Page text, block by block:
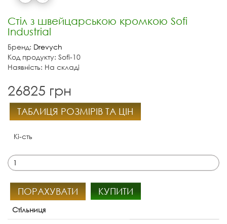
Стіл з швейцарською кромкою Sofi
Industrial
Бренд: Drevych
Код продукту: Sofi-10
Наявність: На складі
26825 грн
ТАБЛИЦЯ РОЗМІРІВ ТА ЦІН
Кі-сть
ПОРАХУВАТИ КУПИТИ
Стільниця